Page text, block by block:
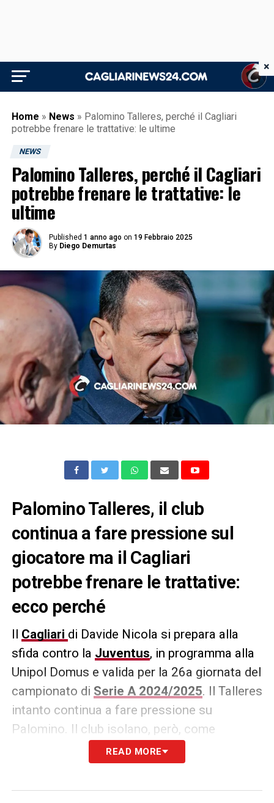
Home » News » Palomino Talleres, perché il Cagliari
potrebbe frenare le trattative: le ultime
NEWS
Palomino Talleres, perché il Cagliari
potrebbe frenare le trattative: le
ultime
Published 1 anno ago on 19 Febbraio 2025
By Diego Demurtas
Palomino Talleres, il club
continua a fare pressione sul
giocatore ma il Cagliari
potrebbe frenare le trattative:
ecco perché
Il Cagliari di Davide Nicola si prepara alla
sfida contro la Juventus, in programma alla
Unipol Domus e valida per la 26a giornata del
campionato di Serie A 2024/2025. Il Talleres
intanto continua a fare pressione su
Palomino. Il club isolano, però, come
sottolinea L’Unione sarda, potrebbe frenare
le trattative dopo aver perso Wieteska nel
READ MORE
×